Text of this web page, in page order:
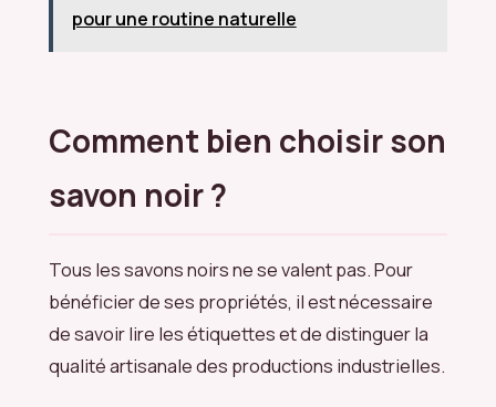
pour une routine naturelle
Comment bien choisir son
savon noir ?
Tous les savons noirs ne se valent pas. Pour
bénéficier de ses propriétés, il est nécessaire
de savoir lire les étiquettes et de distinguer la
qualité artisanale des productions industrielles.